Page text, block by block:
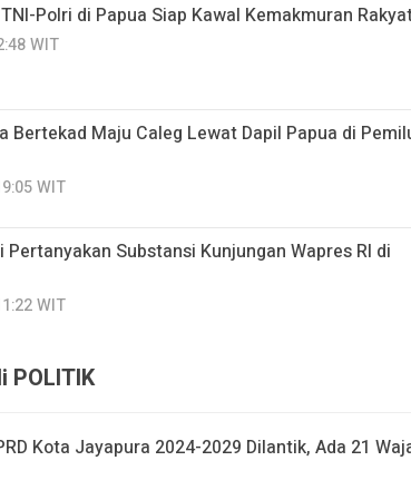
Polri di Papua Siap Kawal Kemakmuran
WIT
Bertekad Maju Caleg Lewat Dapil Papua di
WIT
Pertanyakan Substansi Kunjungan Wapres RI di
WIT
POLITIK
Kota Jayapura 2024-2029 Dilantik, Ada 21